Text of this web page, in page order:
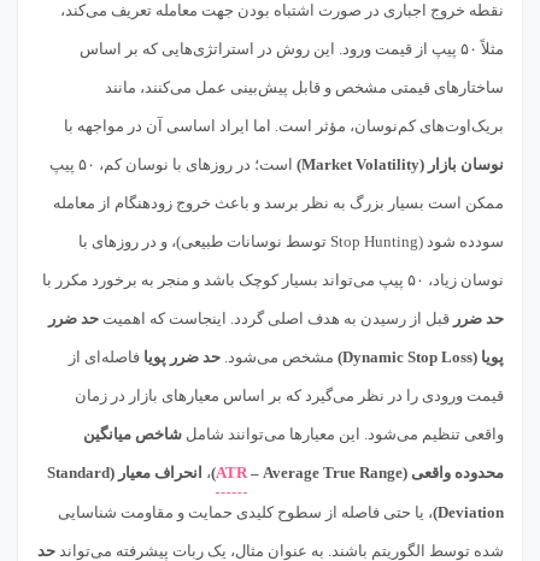
نقطه خروج اجباری در صورت اشتباه بودن جهت معامله تعریف می‌کند،
مثلاً ۵۰ پیپ از قیمت ورود. این روش در استراتژی‌هایی که بر اساس
ساختارهای قیمتی مشخص و قابل پیش‌بینی عمل می‌کنند، مانند
بریک‌اوت‌های کم‌نوسان، مؤثر است. اما ایراد اساسی آن در مواجهه با
نوسان بازار (Market Volatility) است؛ در روزهای با نوسان کم، ۵۰ پیپ
ممکن است بسیار بزرگ به نظر برسد و باعث خروج زودهنگام از معامله
سودده شود (Stop Hunting توسط نوسانات طبیعی)، و در روزهای با
نوسان زیاد، ۵۰ پیپ می‌تواند بسیار کوچک باشد و منجر به برخورد مکرر با
حد ضرر قبل از رسیدن به هدف اصلی گردد. اینجاست که اهمیت حد ضرر
پویا (Dynamic Stop Loss) مشخص می‌شود. حد ضرر پویا فاصله‌ای از
قیمت ورودی را در نظر می‌گیرد که بر اساس معیارهای بازار در زمان
واقعی تنظیم می‌شود. این معیارها می‌توانند شامل شاخص میانگین
محدوده واقعی (Average True Range – ATR
)، انحراف معیار (Standard
Deviation) ، یا حتی فاصله از سطوح کلیدی حمایت و مقاومت شناسایی
شده توسط الگوریتم باشند. به عنوان مثال، یک ربات پیشرفته می‌تواند حد